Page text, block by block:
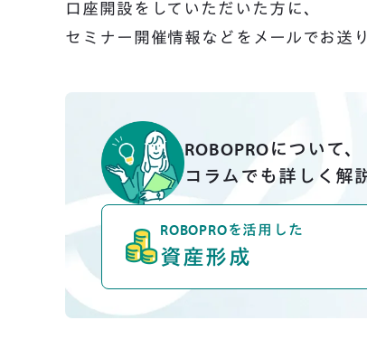
口座開設をしていただいた方に、
セミナー開催情報などをメールでお送
ROBOPROについて、
コラムでも詳しく解
ROBOPROを活用した
資産形成